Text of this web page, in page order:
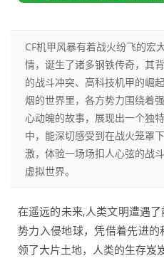
CF机甲风暴有着战火纷飞的宏
情，诞生了诸多钢铁传奇，其
的战斗冲突、高科技机甲的崛
烟的世界里，各方势力围绕着
心动魄的故事，展现出一个独
中，能深切感受到在战火笼罩
激，体验一场场扣人心弦的战
虚拟世界。
在遥远的未来,人类文明遭遇
势力入侵地球，凭借着先进
领了大片土地，人类的生存岌